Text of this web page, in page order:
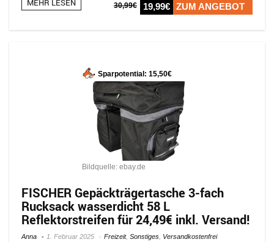
MEHR LESEN 30,99€ 19,99€ ZUM ANGEBOT
Sparpotential: 15,50€
Bildquelle: ebay.de
FISCHER Gepäckträgertasche 3-fach
Rucksack wasserdicht 58 L
Reflektorstreifen für 24,49€ inkl. Versand!
Anna 1. Februar 2025 Freizeit, Sonstiges Versandkostenfrei